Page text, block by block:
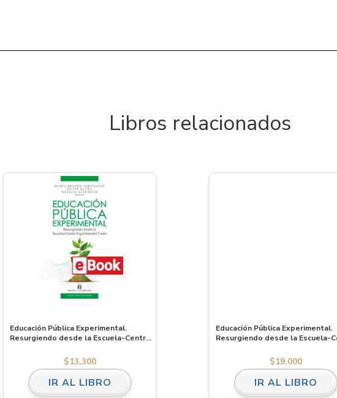
Libros relacionados
Educación Pública Experimental.
Resurgiendo desde la Escuela-Centro
$13,300
IR AL LIBRO
Educación Pública Experimental.
Resurgiendo desde la Escuela-
$19,000
IR AL LIBRO